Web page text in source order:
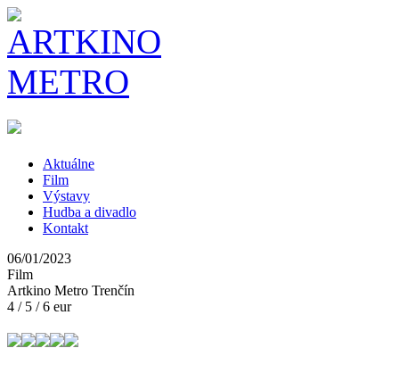
Aktuálne
Film
Výstavy
Hudba a divadlo
Kontakt
06/01/2023
Film
Artkino Metro Trenčín
4 / 5 / 6 eur